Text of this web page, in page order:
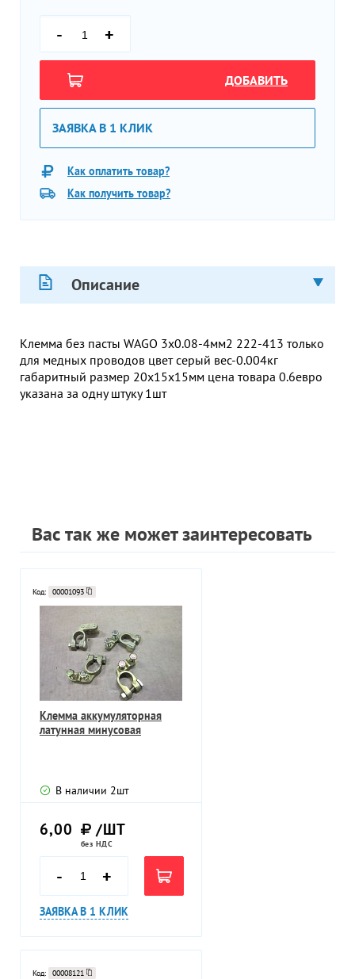
- +
ДОБАВИТЬ
ЗАЯВКА В 1 КЛИК
Как оплатить товар?
Как получить товар?
Описание
Клемма без пасты WAGO 3х0.08-4мм2 222-413 только
для медных проводов цвет серый вес-0.004кг
габаритный размер 20х15х15мм цена товара 0.6евро
указана за одну штуку 1шт
Вас так же может заинтересовать
Код: 00001093
Клемма аккумуляторная
латунная минусовая
В наличии 2шт
6,00 /ШТ
без НДС
- +
ЗАЯВКА В 1 КЛИК
Код: 00008121